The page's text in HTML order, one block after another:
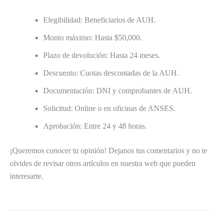
Elegibilidad: Beneficiarios de AUH.
Monto máximo: Hasta $50,000.
Plazo de devolución: Hasta 24 meses.
Descuento: Cuotas descontadas de la AUH.
Documentación: DNI y comprobantes de AUH.
Solicitud: Online o en oficinas de ANSES.
Aprobación: Entre 24 y 48 horas.
¡Queremos conocer tu opinión! Dejanos tus comentarios y no te
olvides de revisar otros artículos en nuestra web que pueden
interesarte.